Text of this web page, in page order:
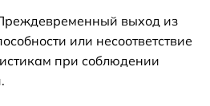
выход из
или несоответствие
при соблюдении